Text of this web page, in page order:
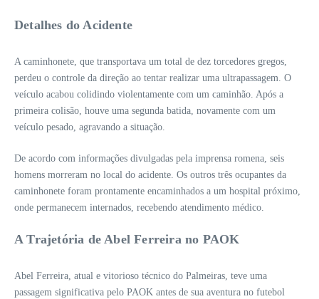
Detalhes do Acidente
A caminhonete, que transportava um total de dez torcedores gregos,
perdeu o controle da direção ao tentar realizar uma ultrapassagem. O
veículo acabou colidindo violentamente com um caminhão. Após a
primeira colisão, houve uma segunda batida, novamente com um
veículo pesado, agravando a situação.
De acordo com informações divulgadas pela imprensa romena, seis
homens morreram no local do acidente. Os outros três ocupantes da
caminhonete foram prontamente encaminhados a um hospital próximo,
onde permanecem internados, recebendo atendimento médico.
A Trajetória de Abel Ferreira no PAOK
Abel Ferreira, atual e vitorioso técnico do Palmeiras, teve uma
passagem significativa pelo PAOK antes de sua aventura no futebol